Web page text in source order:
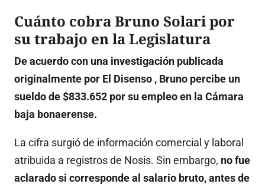
Cuánto cobra Bruno Solari por
su trabajo en la Legislatura
De acuerdo con una investigación publicada
originalmente por El Disenso , Bruno percibe un
sueldo de $833.652 por su empleo en la Cámara
baja bonaerense.
La cifra surgió de información comercial y laboral
atribuida a registros de Nosis. Sin embargo, no fue
aclarado si corresponde al salario bruto, antes de